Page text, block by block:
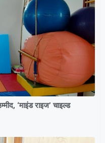
‘माइंड राइज’ चाइल्ड